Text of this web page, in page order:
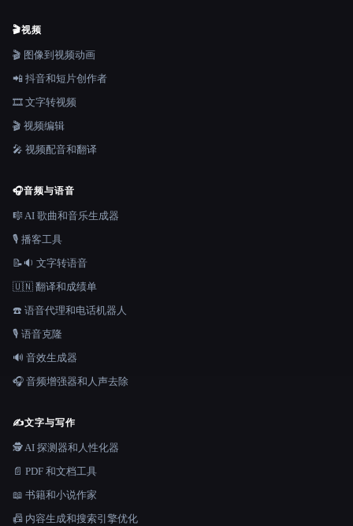
🎬视频
🎬 图像到视频动画
📲 抖音和短片创作者
🎞️ 文字转视频
🎬 视频编辑
🎤 视频配音和翻译
🎧音频与语音
🎼 AI 歌曲和音乐生成器
🎙️ 播客工具
📝🔉 文字转语音
🇺🇳 翻译和成绩单
☎️ 语音代理和电话机器人
🎙️ 语音克隆
🔊 音效生成器
🎧 音频增强器和人声去除
✍️文字与写作
🕵️ AI 探测器和人性化器
📄 PDF 和文档工具
📖 书籍和小说作家
📠 内容生成和搜索引擎优化